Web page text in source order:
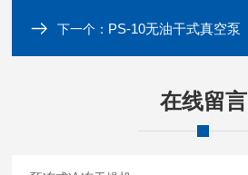
下一个： PS-10无油干式真空泵
在线留言